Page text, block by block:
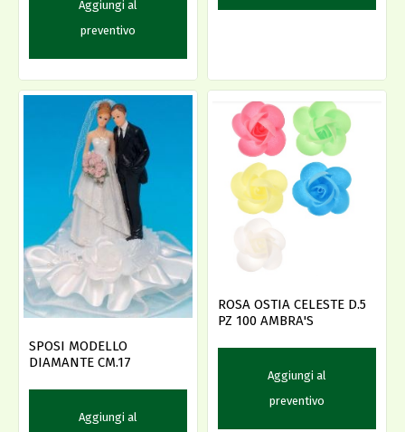
Aggiungi al
preventivo
SPOSI MODELLO
DIAMANTE CM.17
Aggiungi al
ROSA OSTIA CELESTE D.5
PZ 100 AMBRA'S
Aggiungi al
preventivo